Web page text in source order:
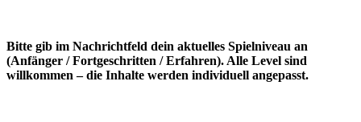
Bitte gib im Nachrichtfeld dein aktuelles Spielniveau an
(Anfänger / Fortgeschritten / Erfahren). Alle Level sind
willkommen – die Inhalte werden individuell angepasst.